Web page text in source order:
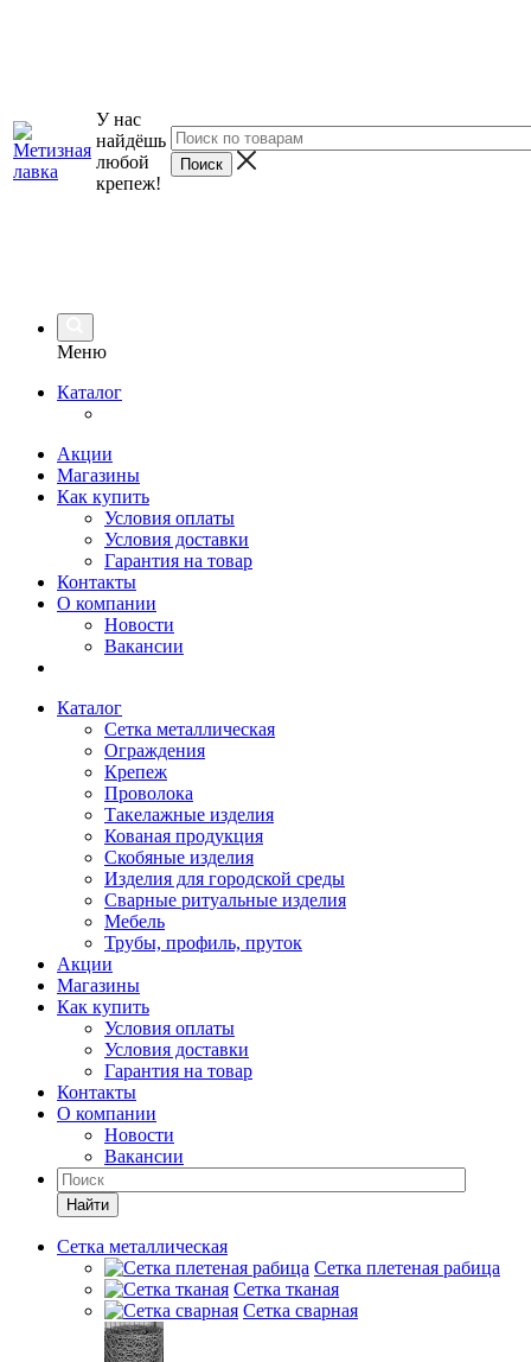
У нас
найдёшь
любой
крепеж!
Меню
Каталог
Акции
Магазины
Как купить
Условия оплаты
Условия доставки
Гарантия на товар
Контакты
О компании
Новости
Вакансии
Каталог
Сетка металлическая
Ограждения
Крепеж
Проволока
Такелажные изделия
Кованая продукция
Скобяные изделия
Изделия для городской среды
Сварные ритуальные изделия
Мебель
Трубы, профиль, пруток
Акции
Магазины
Как купить
Условия оплаты
Условия доставки
Гарантия на товар
Контакты
О компании
Новости
Вакансии
Найти
Сетка металлическая
Сетка плетеная рабица
Сетка тканая
Сетка сварная